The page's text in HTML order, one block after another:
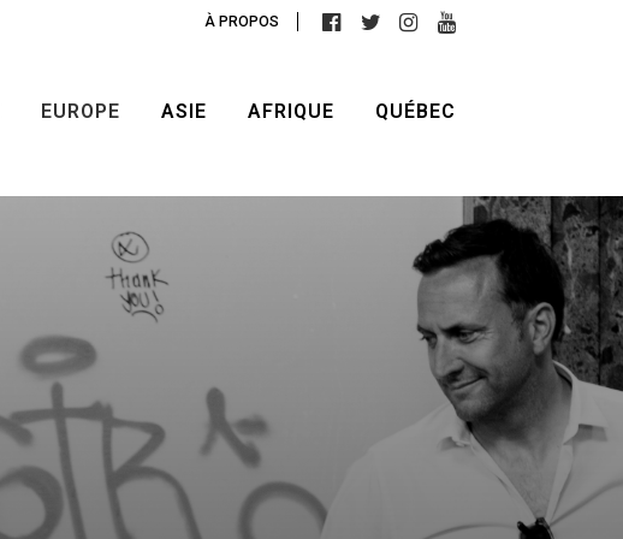
À PROPOS
EUROPE ASIE AFRIQUE QUÉBEC